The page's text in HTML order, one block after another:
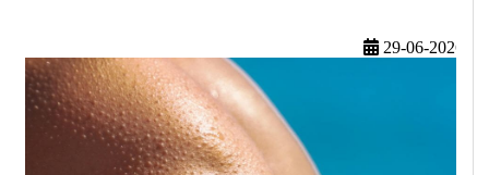
29-06-2026